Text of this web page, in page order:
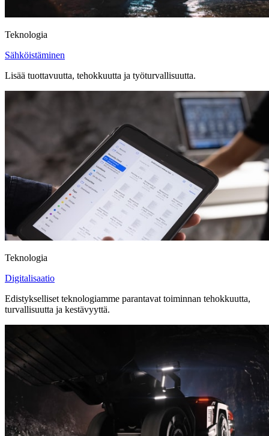
Teknologia
Sähköistäminen
Lisää tuottavuutta, tehokkuutta ja työturvallisuutta.
Teknologia
Digitalisaatio
Edistykselliset teknologiamme parantavat toiminnan tehokkuutta,
turvallisuutta ja kestävyyttä.